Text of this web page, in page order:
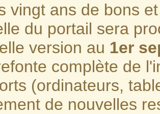
vingt ans de bons
du portail sera
version au 1er
complète de
(ordinateurs,
de nouvelles